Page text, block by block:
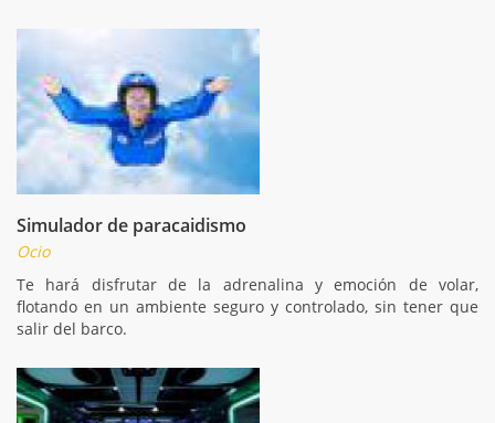
Simulador de paracaidismo
Ocio
Te hará disfrutar de la adrenalina y emoción de volar,
flotando en un ambiente seguro y controlado, sin tener que
salir del barco.